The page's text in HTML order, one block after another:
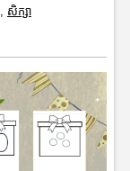
, សិក្សា